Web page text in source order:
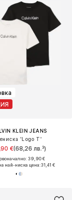
KLEIN JEANS
'Logo T'
€(68,26 лв.³)
39,90 €
най-ниска цена:31,41 €